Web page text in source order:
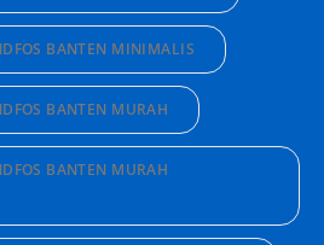
BANTEN MINIMALIS
BANTEN MURAH
BANTEN MURAH